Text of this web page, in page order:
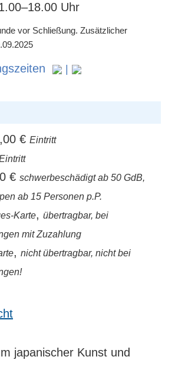
Uhr
vor Schließung. Zusätzlicher
€ Eintritt
€ schwerbeschädigt ab 50 GdB,
ab 15 Personen p.P.
Karte, übertragbar, bei
mit Zuzahlung
, nicht übertragbar, nicht bei
japanischer Kunst und